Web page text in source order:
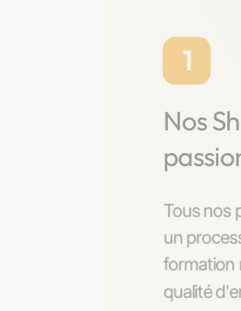
1
Nos
Tous nos
un
formation
qualité